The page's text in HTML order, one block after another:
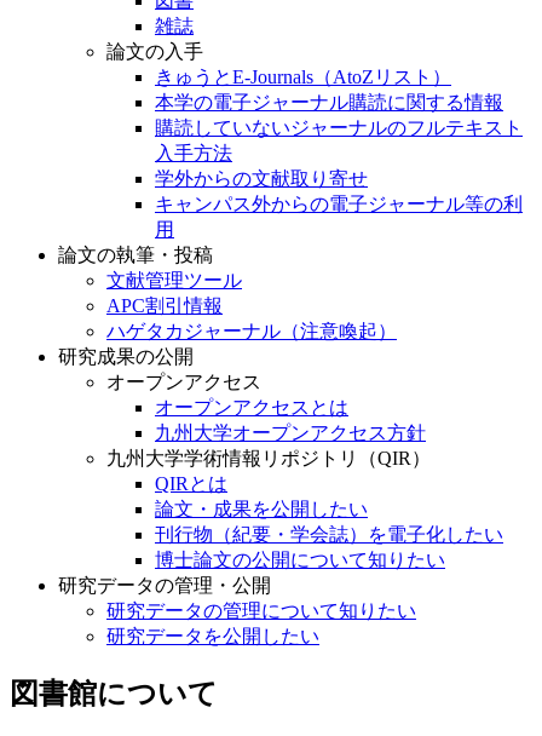
雑誌
論文の入手
きゅうとE-Journals（AtoZリスト）
本学の電子ジャーナル購読に関する情報
購読していないジャーナルのフルテキスト
入手方法
学外からの文献取り寄せ
キャンパス外からの電子ジャーナル等の利
用
論文の執筆・投稿
文献管理ツール
APC割引情報
ハゲタカジャーナル（注意喚起）
研究成果の公開
オープンアクセス
オープンアクセスとは
九州大学オープンアクセス方針
九州大学学術情報リポジトリ（QIR）
QIRとは
論文・成果を公開したい
刊行物（紀要・学会誌）を電子化したい
博士論文の公開について知りたい
研究データの管理・公開
研究データの管理について知りたい
研究データを公開したい
図書館について